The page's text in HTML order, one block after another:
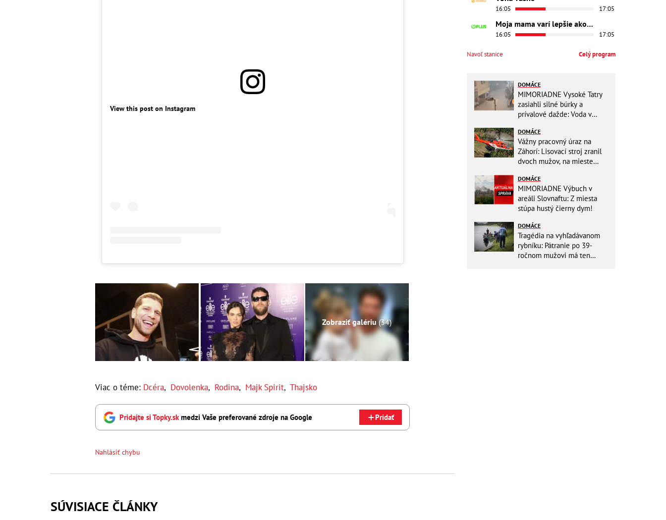
View this post on Instagram
Zobraziť galériu (34)
Viac o téme: Dcéra, Dovolenka, Rodina, Majk Spirit, Thajsko
Pridajte si Topky.sk medzi Vaše preferované zdroje na Google Pridať
Nahlásiť chybu
SÚVISIACE ČLÁNKY
16:05 17:05
Moja mama varí lepšie ako tvoja
16:05 17:05
Navoľ stanice Celý program
DOMÁCE
MIMORIADNE Vysoké Tatry
zasiahli silné búrky a
prívalové dažde: Voda v
DOMÁCE
Vážny pracovný úraz na
Záhorí: Lisovací stroj zranil
dvoch mužov, na mieste
pomoc musel priletieť
vrtuľník
DOMÁCE
MIMORIADNE Výbuch v
areáli Slovnaftu: Z miesta
stúpa hustý čierny dym!
DOMÁCE
Tragédia na vyhľadávanom
rybníku: Pátranie po 39-
ročnom mužovi má ten